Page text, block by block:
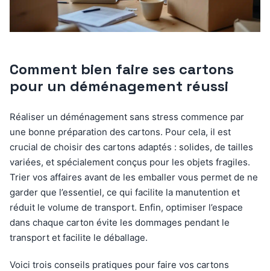
Comment bien faire ses cartons
pour un déménagement réussi
Réaliser un déménagement sans stress commence par
une bonne préparation des cartons. Pour cela, il est
crucial de choisir des cartons adaptés : solides, de tailles
variées, et spécialement conçus pour les objets fragiles.
Trier vos affaires avant de les emballer vous permet de ne
garder que l’essentiel, ce qui facilite la manutention et
réduit le volume de transport. Enfin, optimiser l’espace
dans chaque carton évite les dommages pendant le
transport et facilite le déballage.
Voici trois conseils pratiques pour faire vos cartons